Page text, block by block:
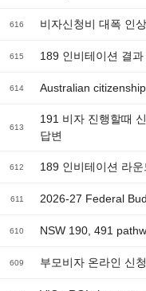
616 비자신청비 대폭 인
615 189 인비테이션 결
614 Australian
613
191 비자 진행할때
답변
612 189 인비테이션 라
611 2026-27 Federal
610 NSW 190, 491
609 부모비자 온라인 신